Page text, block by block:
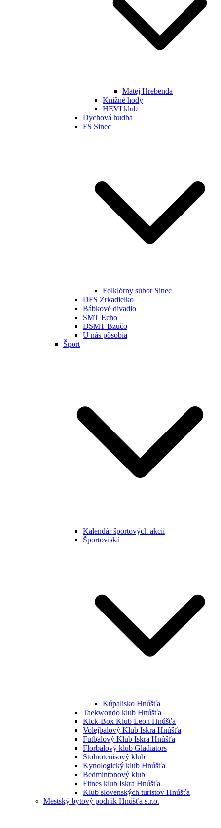
Matej Hrebenda
Knižné hody
HEVI klub
Dychová hudba
FS Sinec
Folklórny súbor Sinec
DFS Zrkadielko
Bábkové divadlo
SMT Echo
DSMT Bzučo
U nás pôsobia
Šport
Kalendár športových akcií
Športoviská
Kúpalisko Hnúšťa
Taekwondo klub Hnúšťa
Kick-Box Klub Leon Hnúšťa
Volejbalový Klub Iskra Hnúšťa
Futbalový Klub Iskra Hnúšťa
Florbalový klub Gladiators
Stolnotenisový klub
Kynologický klub Hnúšťa
Bedmintonový klub
Fitnes klub Iskra Hnúšťa
Klub slovenských turistov Hnúšťa
Mestský bytový podnik Hnúšťa s.r.o.